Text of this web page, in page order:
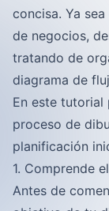
concisa. Ya
de negocios,
tratando de
diagrama de
En este tutorial
proceso de
planificación
1. Comprende
Antes de